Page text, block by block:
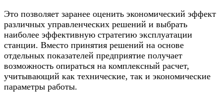
Это позволяет заранее оценить экономический эффект
различных управленческих решений и выбрать
наиболее эффективную стратегию эксплуатации
станции. Вместо принятия решений на основе
отдельных показателей предприятие получает
возможность опираться на комплексный расчет,
учитывающий как технические, так и экономические
параметры работы.